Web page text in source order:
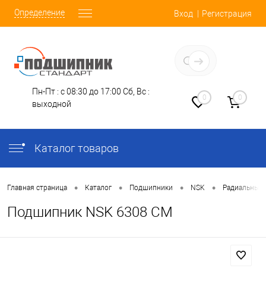
Определение Вход Регистрация
Пн-Пт : с 08:30 до 17:00 Сб, Вс :
выходной
0 0
Каталог товаров
Главная страница • Каталог • Подшипники • NSK •
Подшипник NSK 6308 CM